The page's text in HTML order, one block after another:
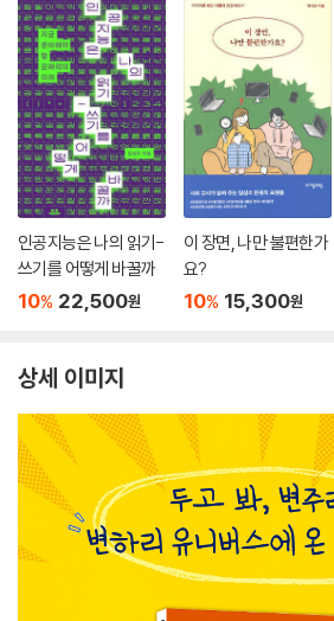
인공지능은 나의 읽기-
쓰기를 어떻게 바꿀까
10% 22,500원
이 장면, 나만 불편한가
요?
10% 15,300원
상세 이미지